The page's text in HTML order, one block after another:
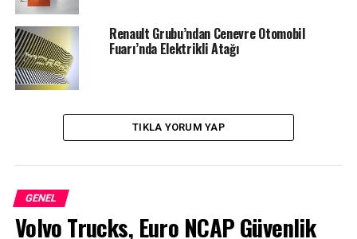
15-27 Ekim tarihleri arasındaki Renault eWays
etkinlikleri kapsamında Renault Grubu, yeni ürünler ve
teknolojilerin yanında ilkeler ve sıfır karbon emisyonlu
mobiliteye geçiş vizyonunu paylaşıyor. Renault eWays,
mobilite ve ekosistemde ana aktör olarak
konumlandıran grup için önemli bir kilometre taşı
niteliği taşıyor.
Renault Grubu’ndan Cenevre Otomobil
Fuarı’nda Elektrikli Atağı
TIKLA YORUM YAP
GENEL
Volvo Trucks, Euro NCAP Güvenlik